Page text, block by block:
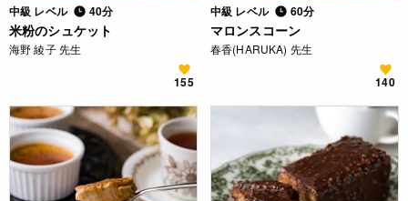
中級 レベル 40分
米粉のシュケット
海野 綾子 先生
155
中級 レベル 60分
マロンスコーン
春香(HARUKA) 先生
140